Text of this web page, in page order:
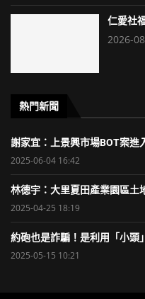
仁愛社
2026-
熱門新聞
謝家宜：上景興市場BOT案進
2025-06-04 16:42
林德宇：大里夏田產業園區土
2025-04-25 18:19
約砲也是詐騙！是利用「小頭
2025-05-15 10:21